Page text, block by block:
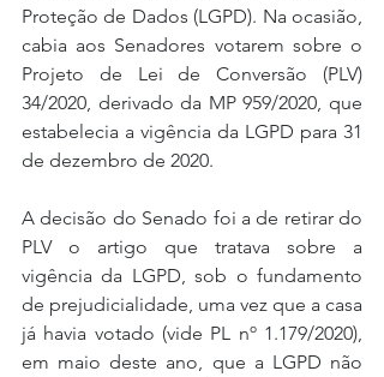
Proteção de Dados (LGPD). Na ocasião,
cabia aos Senadores votarem sobre o
Projeto de Lei de Conversão (PLV)
34/2020, derivado da MP 959/2020, que
estabelecia a vigência da LGPD para 31
de dezembro de 2020.
A decisão do Senado foi a de retirar do
PLV o artigo que tratava sobre a
vigência da LGPD, sob o fundamento
de prejudicialidade, uma vez que a casa
já havia votado (vide PL nº 1.179/2020),
em maio deste ano, que a LGPD não